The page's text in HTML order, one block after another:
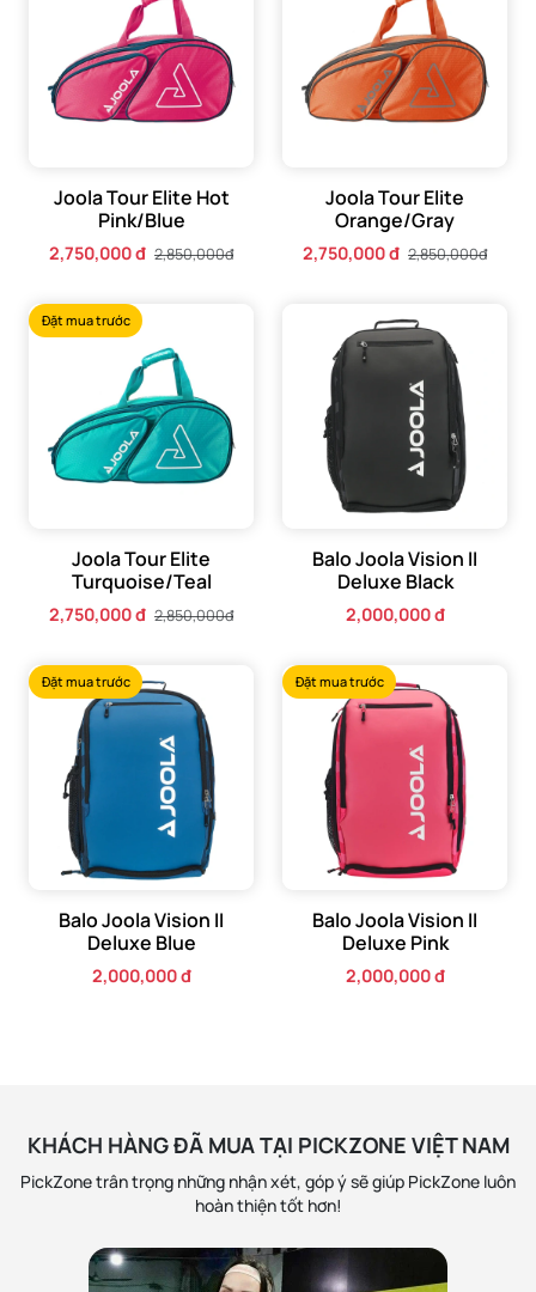
Joola Tour Elite Hot
Pink/Blue
2,750,000 đ 2,850,000đ
Joola Tour Elite
Orange/Gray
2,750,000 đ 2,850,000đ
Đặt mua trước
Joola Tour Elite
Turquoise/Teal
2,750,000 đ 2,850,000đ
Balo Joola Vision II
Deluxe Black
2,000,000 đ
Đặt mua trước
Balo Joola Vision II
Deluxe Blue
2,000,000 đ
Đặt mua trước
Balo Joola Vision II
Deluxe Pink
2,000,000 đ
KHÁCH HÀNG ĐÃ MUA TẠI PICKZONE VIỆT NAM
PickZone trân trọng những nhận xét, góp ý sẽ giúp PickZone luôn
hoàn thiện tốt hơn!